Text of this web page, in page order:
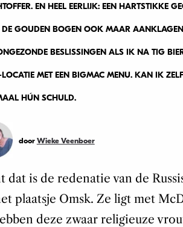
EN HEEL EERLIJK: EEN HARTSTIKKE
GOUDEN BOGEN OOK MAAR
BESLISSINGEN ALS IK NA TIG
MET EEN BIGMAC MENU. KAN IK
HÚN SCHULD.
door Wieke Veenboer
dat is de redenatie van de
plaatsje Omsk. Ze ligt met
deze zwaar religieuze